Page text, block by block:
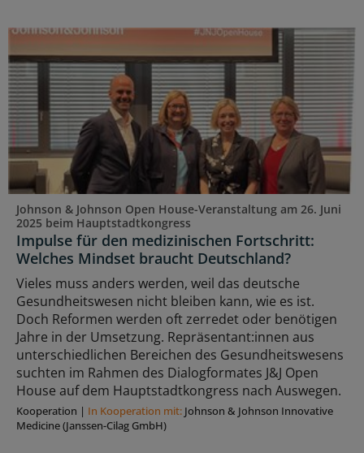
Johnson & Johnson Open House-Veranstaltung am 26. Juni
2025 beim Hauptstadtkongress
Impulse für den medizinischen Fortschritt:
Welches Mindset braucht Deutschland?
Vieles muss anders werden, weil das deutsche
Gesundheitswesen nicht bleiben kann, wie es ist.
Doch Reformen werden oft zerredet oder benötigen
Jahre in der Umsetzung. Repräsentant:innen aus
unterschiedlichen Bereichen des Gesundheitswesens
suchten im Rahmen des Dialogformates J&J Open
House auf dem Hauptstadtkongress nach Auswegen.
Kooperation | In Kooperation mit: Johnson & Johnson Innovative
Medicine (Janssen-Cilag GmbH)